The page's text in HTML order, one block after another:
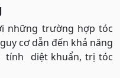
những trường hợp tóc
cơ dẫn đến khả năng
tính diệt khuẩn, trị tóc